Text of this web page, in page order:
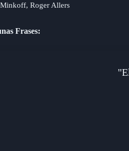
Roger Allers
Frases: